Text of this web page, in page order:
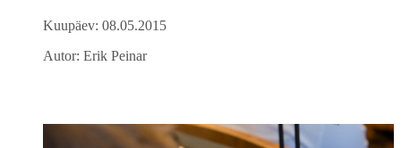
Kuupäev: 08.05.2015
Autor: Erik Peinar